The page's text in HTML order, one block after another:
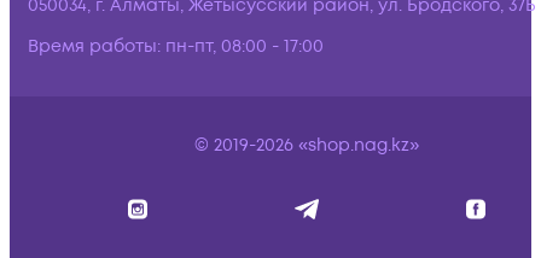
050034, г. Алматы, Жетысусский район, ул. Бродского, 37Б
Время работы: пн-пт, 08:00 - 17:00
© 2019-2026 «shop.nag.kz»